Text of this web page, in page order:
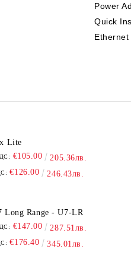
Power
Quick
Lite
€105.00 205.36лв.
€126.00 246.43лв.
Long Range - U7-LR
€147.00 287.51лв.
€176.40 345.01лв.